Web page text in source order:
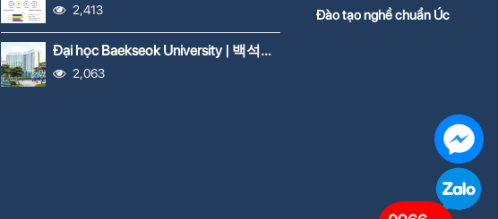
2,413
Đại học Baekseok University | 백석대
학교2,063
Đào tạo nghề chuẩn Úc